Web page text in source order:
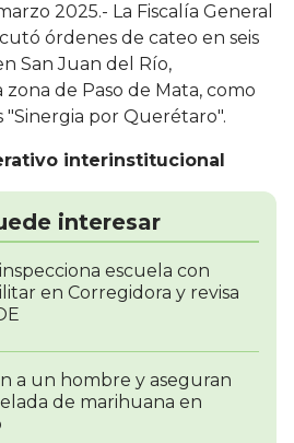
2025.- La Fiscalía General
órdenes de cateo en seis
San Juan del Río,
de Paso de Mata, como
"Sinergia por Querétaro".
interinstitucional
interesar
escuela con
en Corregidora y revisa
a un hombre y aseguran
de marihuana en